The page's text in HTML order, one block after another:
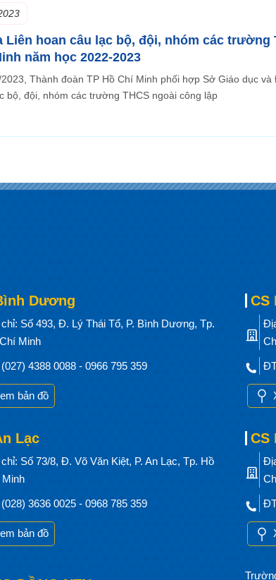
Liên hoan câu lạc bộ, đội, nhóm các trường
năm học 2022-2023
Thành đoàn TP Hồ Chí Minh phối hợp Sở Giáo dục
bộ, đội, nhóm các trường THCS ngoài công lập
Dương
Số 493, Đ. Lý Thái Tổ, P. Bình Dương, Tp.
Minh
4388 0088 - 0966 795 359
bản đồ
Lạc
Số 73/8, Đ. Võ Văn Kiệt, P. An Lạc, Tp. Hồ
3636 0025 - 0968 785 359
bản đồ
CS
CS